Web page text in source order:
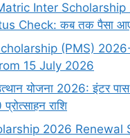
Inter Scholarship
Check: कब तक पैसा
(PMS)
15 July 2026
योजना 2026: इंटर
राशि
2026 Renewal